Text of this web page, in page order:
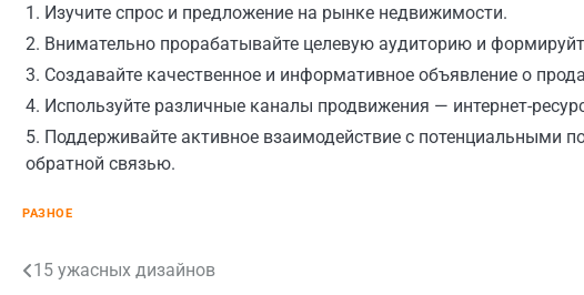
1. Изучите спрос и предложение на рынке недвижимости.
2. Внимательно прорабатывайте целевую аудиторию и
3. Создавайте качественное и информативное объявление о
4. Используйте различные каналы продвижения — интернет-
5. Поддерживайте активное взаимодействие с потенциальными
обратной связью.
РАЗНОЕ
Навигация
15 ужасных дизайнов